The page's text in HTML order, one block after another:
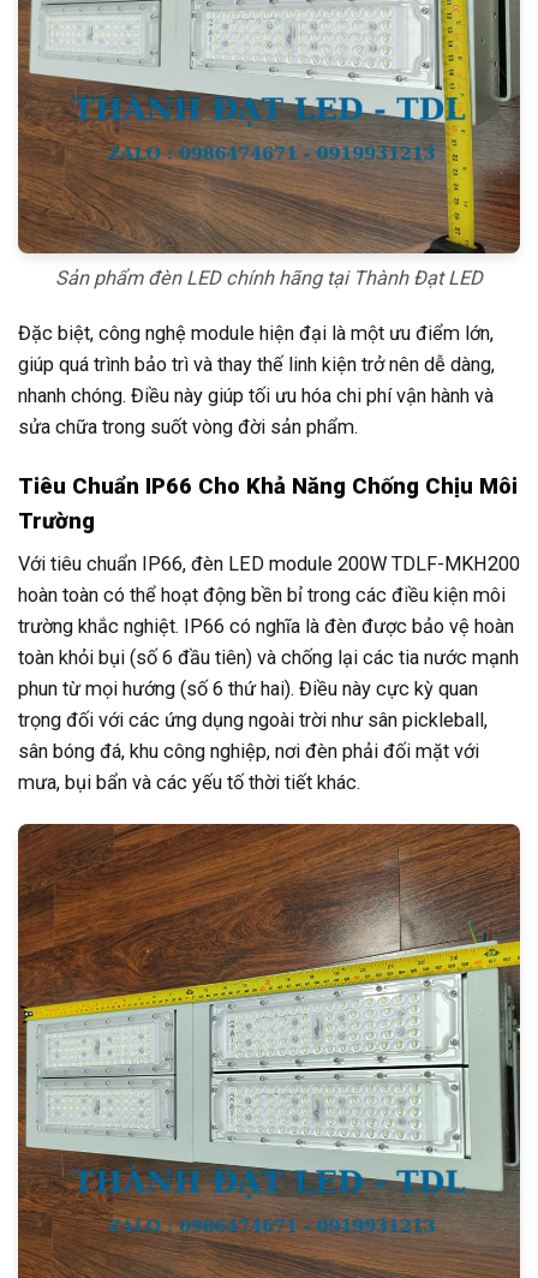
Sản phẩm đèn LED chính hãng tại Thành Đạt LED
Đặc biệt, công nghệ module hiện đại là một ưu điểm lớn,
giúp quá trình bảo trì và thay thế linh kiện trở nên dễ dàng,
nhanh chóng. Điều này giúp tối ưu hóa chi phí vận hành và
sửa chữa trong suốt vòng đời sản phẩm.
Tiêu Chuẩn IP66 Cho Khả Năng Chống Chịu Môi
Trường
Với tiêu chuẩn IP66, đèn LED module 200W TDLF-MKH200
hoàn toàn có thể hoạt động bền bỉ trong các điều kiện môi
trường khắc nghiệt. IP66 có nghĩa là đèn được bảo vệ hoàn
toàn khỏi bụi (số 6 đầu tiên) và chống lại các tia nước mạnh
phun từ mọi hướng (số 6 thứ hai). Điều này cực kỳ quan
trọng đối với các ứng dụng ngoài trời như sân pickleball,
sân bóng đá, khu công nghiệp, nơi đèn phải đối mặt với
mưa, bụi bẩn và các yếu tố thời tiết khác.